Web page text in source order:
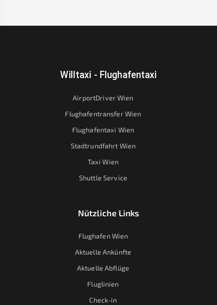
Willtaxi - Flughafentaxi
AirportDriver Wien
Flughafentransfer Wien
Flughafentaxi Wien
Stadtrundfahrt Wien
Taxi Wien
Shuttle Service
Nützliche Links
Flughafen Wien
Aktuelle Ankünfte
Aktuelle Abflüge
Fluglinien
Check-in